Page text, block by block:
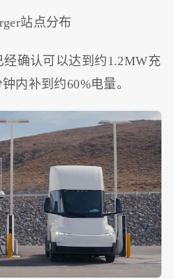
站点分布
经确认可以达到约1.2MW充
内补到约60%电量。